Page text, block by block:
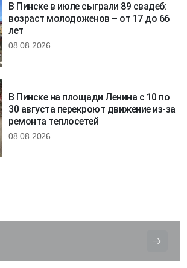
В Пинске в июле сыграли 89 свадеб:
возраст молодоженов – от 17 до 66
лет
08.08.2026
В Пинске на площади Ленина с 10 по
30 августа перекроют движение из-за
ремонта теплосетей
08.08.2026